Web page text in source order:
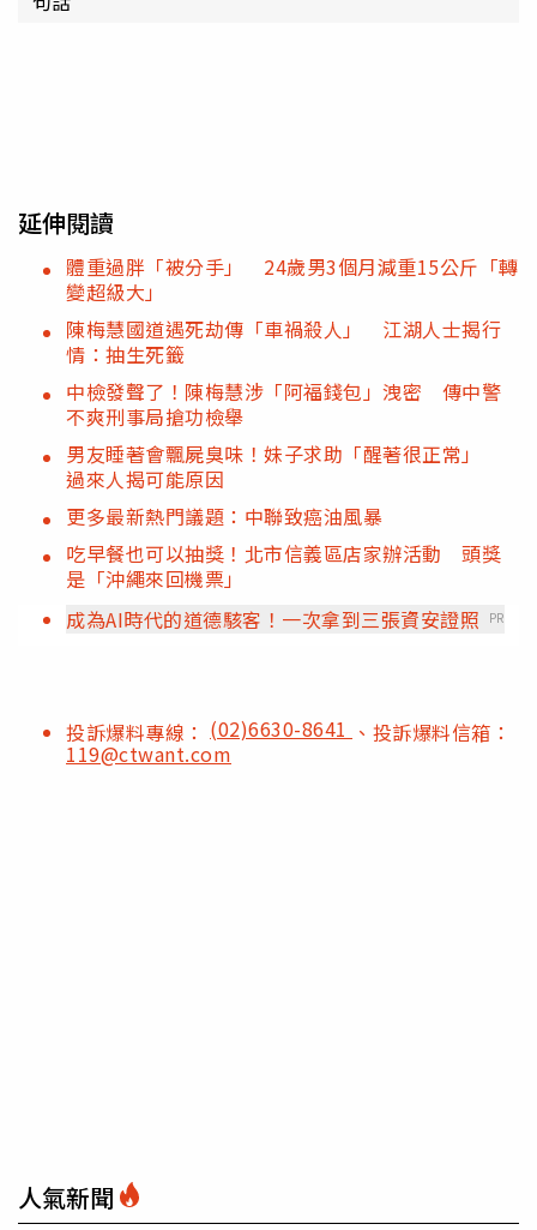
延伸閱讀
體重過胖「被分手」 24歲男3個月減重15公斤「轉
變超級大」
陳梅慧國道遇死劫傳「車禍殺人」 江湖人士揭行
情：抽生死籤
中檢發聲了！陳梅慧涉「阿福錢包」洩密 傳中警
不爽刑事局搶功檢舉
男友睡著會飄屍臭味！妹子求助「醒著很正常」
過來人揭可能原因
更多最新熱門議題：中聯致癌油風暴
吃早餐也可以抽獎！北市信義區店家辦活動 頭獎
是「沖繩來回機票」
成為AI時代的道德駭客！一次拿到三張資安證照
PR
投訴爆料專線： (02)6630-8641 、投訴爆料信箱：
119@ctwant.com
人氣新聞